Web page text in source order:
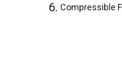
6. Compressible